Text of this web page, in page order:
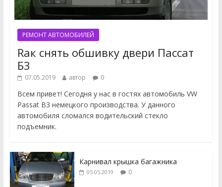
РЕМОНТ АВТОМОБИЛЕЙ
Rак снять обшивку двери Пассат
Б3
07.05.2019 автор 0
Всем привет! Сегодня у нас в гостях автомобиль VW
Passat B3 немецкого производства. У данного
автомобиля сломался водительский стекло
подъемник.
Карнивал крышка багажника
05.05.2019 0